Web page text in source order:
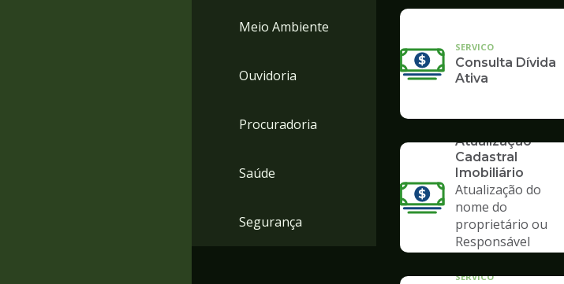
Meio Ambiente
Ouvidoria
Procuradoria
Saúde
Segurança
SERVICO
Consulta Dívida
Ativa
Atualização
Cadastral
Imobiliário
Atualização do
nome do
proprietário ou
Responsável
SERVICO